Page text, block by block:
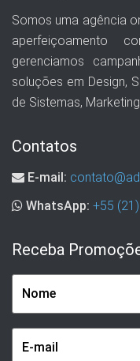
Somos uma agência
aperfeiçoamento
gerenciamos
soluções em Design,
de Sistemas,
Contatos
E-mail:
WhatsApp: +55
Receba